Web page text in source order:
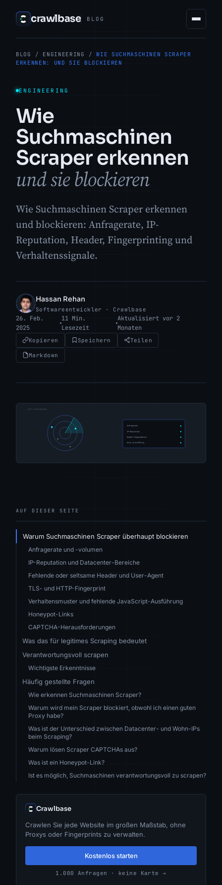
crawlbase BLOG
BLOG / ENGINEERING /
WIE SUCHMASCHINEN SCRAPER
ERKENNEN: UND SIE BLOCKIEREN
ENGINEERING
Wie
Suchmaschinen
Scraper erkennen
und sie blockieren
Wie Suchmaschinen Scraper erkennen
und blockieren: Anfragerate, IP-
Reputation, Header, Fingerprinting und
Verhaltenssignale.
HR
Hassan Rehan
Softwareentwickler · Crawlbase
26. Feb.
2025
11 Min.
Lesezeit
Aktualisiert vor 2
Monaten
Kopieren Speichern Teilen
Markdown
AUF DIESER SEITE
Warum Suchmaschinen Scraper überhaupt blockieren
Anfragerate und -volumen
IP-Reputation und Datacenter-Bereiche
Fehlende oder seltsame Header und User-Agent
TLS- und HTTP-Fingerprint
Verhaltensmuster und fehlende JavaScript-Ausführung
Honeypot-Links
CAPTCHA-Herausforderungen
Was das für legitimes Scraping bedeutet
Verantwortungsvoll scrapen
Wichtigste Erkenntnisse
Häufig gestellte Fragen
Wie erkennen Suchmaschinen Scraper?
Warum wird mein Scraper blockiert, obwohl ich einen guten
Proxy habe?
Was ist der Unterschied zwischen Datacenter- und Wohn-IPs
beim Scraping?
Warum lösen Scraper CAPTCHAs aus?
Was ist ein Honeypot-Link?
Ist es möglich, Suchmaschinen verantwortungsvoll zu scrapen?
Crawlbase
Crawlen Sie jede Website im großen Maßstab, ohne
Proxys oder Fingerprints zu verwalten.
Kostenlos starten
1.000 Anfragen · keine Karte →